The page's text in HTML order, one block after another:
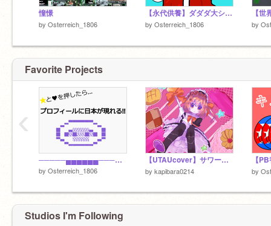
憧憬
by Osterreich_1806
【永代供養】ダダダ大シスマ
by Osterreich_1806 by
Favorite Projects
─────▄▄▄▄▄▄───── ───▄▀──────▀▄─── ──█──▄▓▓▓▓▄──█── ──█─█▓█▓▓█▓█─█── ──▀▄──▓▓▓▓──▄▀── ────▀▄▄▄…
by Osterreich_1806
【UTAUcover】サワーチェリーが輝いたから
by kapibara0214 by
‹
Studios I'm Following